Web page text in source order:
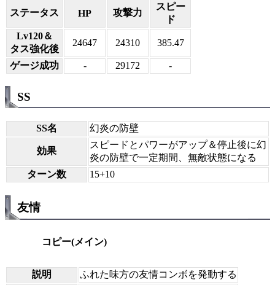
ステータス HP 攻撃力
スピー
ド
Lv120＆
タス強化後
24647 24310 385.47
ゲージ成功 - 29172 -
SS
SS名 幻炎の防壁
効果
スピードとパワーがアップ＆停止後に幻
炎の防壁で一定期間、無敵状態になる
ターン数
15+10
友情
コピー(メイン)
説明
ふれた味方の友情コンボを発動する